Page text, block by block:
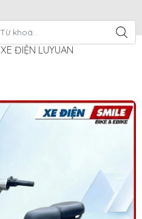
XE ĐIỆN LUYUAN